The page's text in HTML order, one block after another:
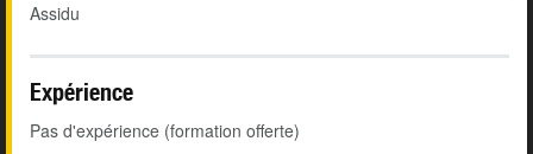
Assidu
Expérience
Pas d'expérience (formation offerte)